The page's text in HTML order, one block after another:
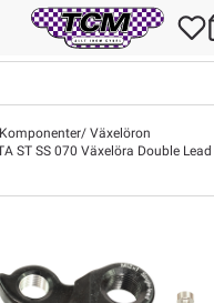
Växelöron
ST SS 070 Växelöra Double